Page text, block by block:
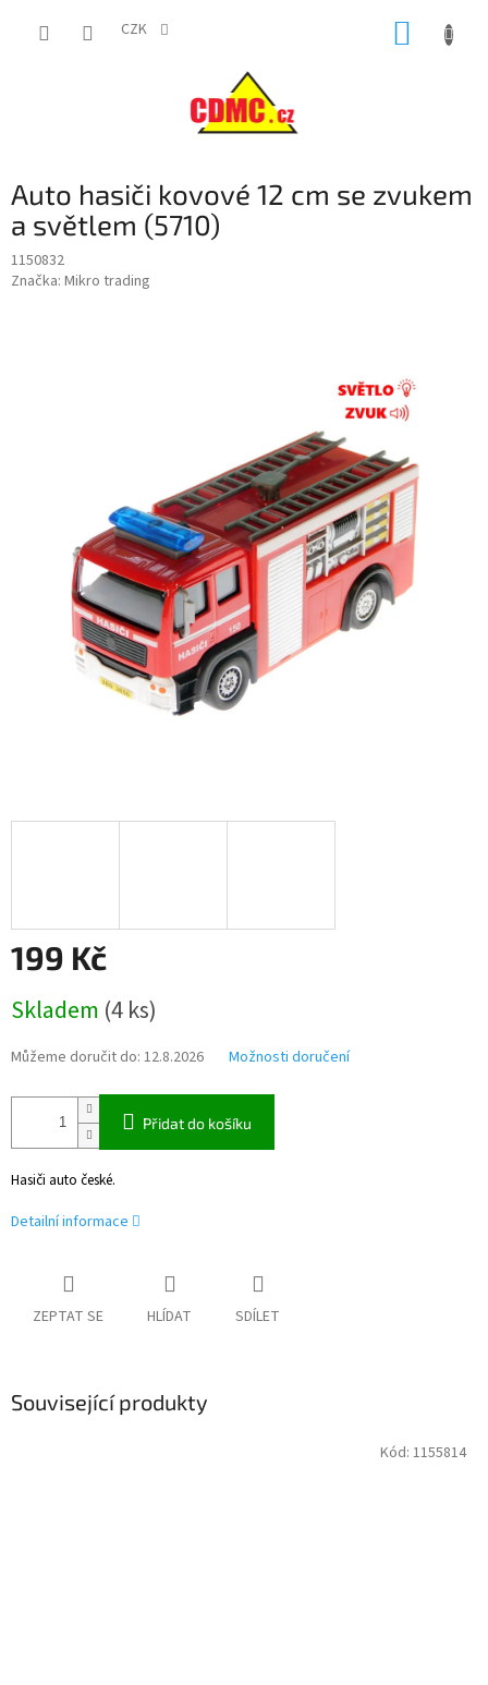
CZK
Auto hasiči kovové 12 cm se zvukem
a světlem (5710)
1150832
Značka: Mikro trading
199 Kč
cena:
Skladem (4 ks)
Můžeme doručit do: 12.8.2026 Možnosti doručení
Přidat do košíku
Hasiči auto české.
Detailní informace
ZEPTAT SE HLÍDAT SDÍLET
Související produkty
Kód: 1155814